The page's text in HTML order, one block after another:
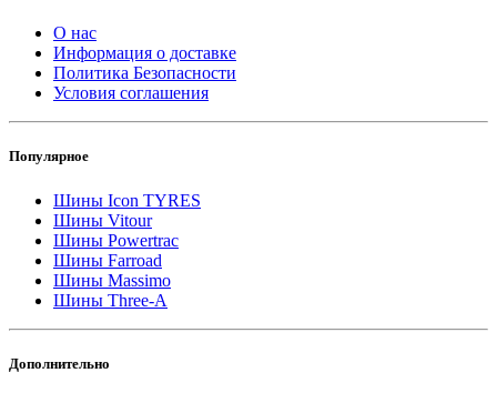
О нас
Информация о доставке
Политика Безопасности
Условия соглашения
Популярное
Шины Icon TYRES
Шины Vitour
Шины Powertrac
Шины Farroad
Шины Massimo
Шины Three-A
Дополнительно